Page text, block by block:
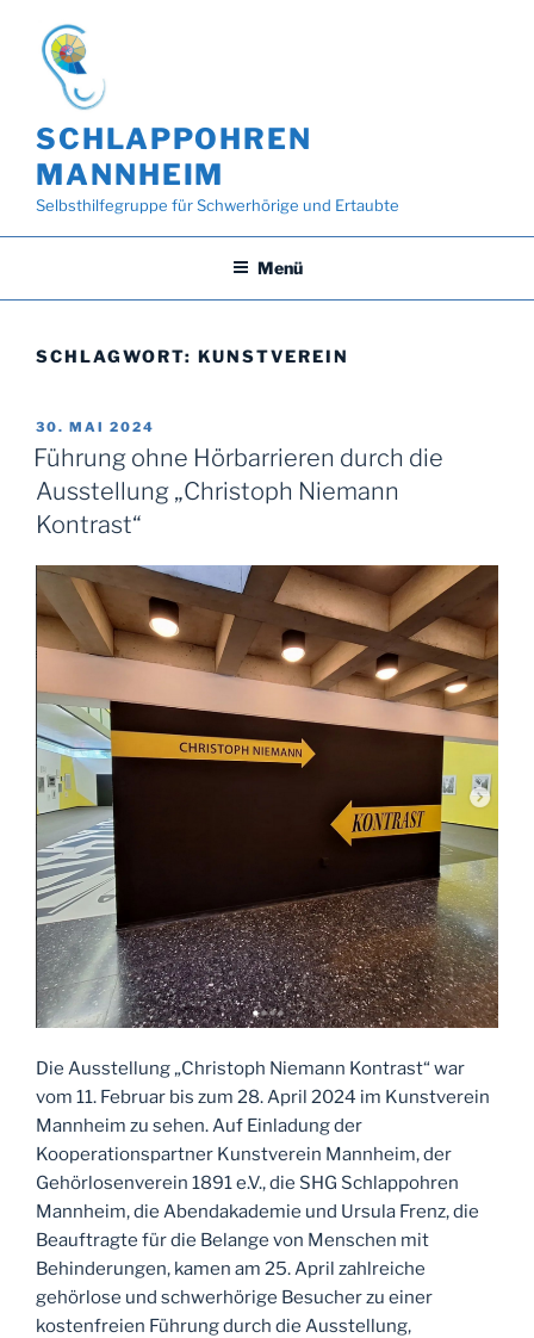
Inhalt
springen
SCHLAPPOHREN
MANNHEIM
Selbsthilfegruppe für Schwerhörige und Ertaubte
Menü
SCHLAGWORT: KUNSTVEREIN
VERÖFFENTLICHT
AM
30. MAI 2024
Führung ohne Hörbarrieren durch die
Ausstellung „Christoph Niemann
Kontrast“
Die Ausstellung „Christoph Niemann Kontrast“ war
vom 11. Februar bis zum 28. April 2024 im Kunstverein
Mannheim zu sehen. Auf Einladung der
Kooperationspartner Kunstverein Mannheim, der
Gehörlosenverein 1891 e.V., die SHG Schlappohren
Mannheim, die Abendakademie und Ursula Frenz, die
Beauftragte für die Belange von Menschen mit
Behinderungen, kamen am 25. April zahlreiche
gehörlose und schwerhörige Besucher zu einer
kostenfreien Führung durch die Ausstellung,